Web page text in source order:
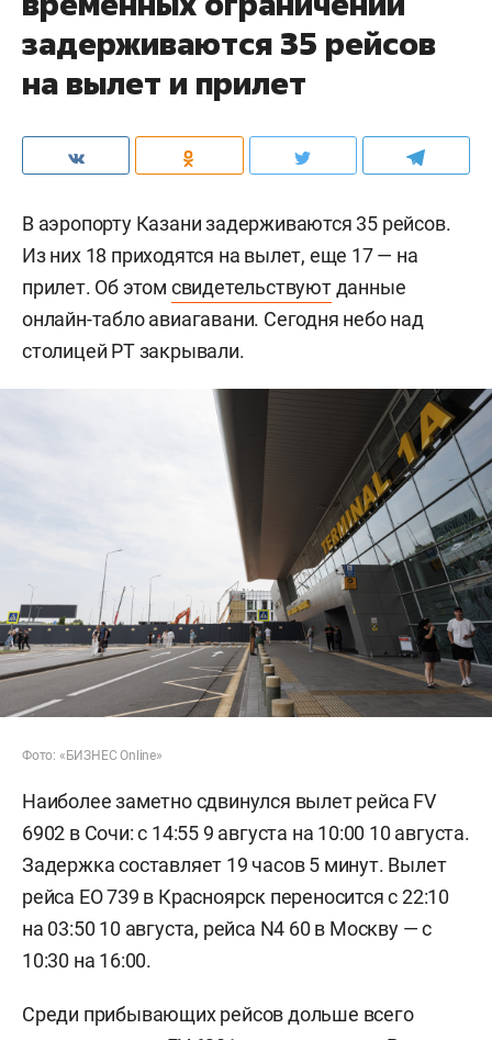
задерживаются 35 рейсов
на вылет и прилет
В аэропорту Казани задерживаются 35 рейсов.
Из них 18 приходятся на вылет, еще 17 — на
прилет. Об этом свидетельствуютданные
онлайн-табло авиагавани. Сегодня небо над
столицей РТ закрывали.
Фото: «БИЗНЕС Online»
Наиболее заметно сдвинулся вылет рейса FV
6902 в Сочи: с 14:55 9 августа на 10:00 10 августа.
Задержка составляет 19 часов 5 минут. Вылет
рейса EO 739 в Красноярск переносится с 22:10
на 03:50 10 августа, рейса N4 60 в Москву — с
10:30 на 16:00.
Среди прибывающих рейсов дольше всего